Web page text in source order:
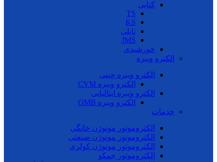
کتابی
TS
KS
تایلی
JMS
خورشیدی
الکترو ویبره
الکترو ویبره چینی
الکترو ویبره CVM
الکترو ویبره ایتالیایی
الکترو ویبره OMB
خدمات
الکتروموتور موتوژن خانگی
الکتروموتور موتوژن صنعتی
الکتروموتور موتوژن کولری
الکتروموتور جمکو